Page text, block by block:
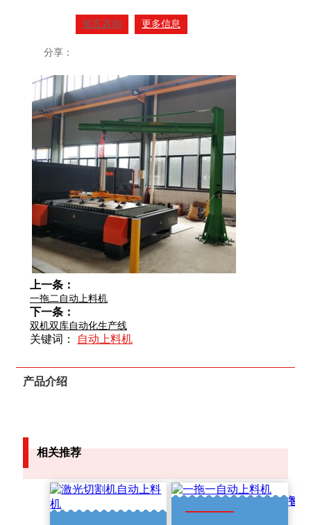
留言咨询 更多信息
分享：
上一条：
一拖二自动上料机
下一条：
双机双库自动化生产线
关键词： 自动上料机
产品介绍
相关推荐
智